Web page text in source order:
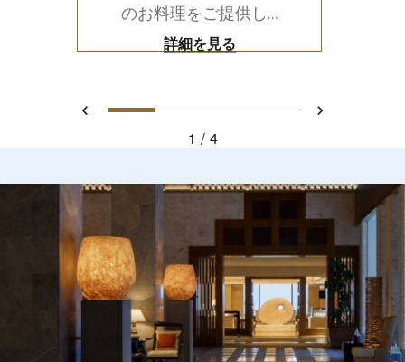
のお料理をご提供し...
詳細を見る
前へ0 1 2 3 次へ
1 4